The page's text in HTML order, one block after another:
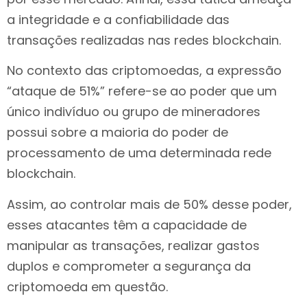
a integridade e a confiabilidade das
transações realizadas nas redes blockchain.
No contexto das criptomoedas, a expressão
“ataque de 51%” refere-se ao poder que um
único indivíduo ou grupo de mineradores
possui sobre a maioria do poder de
processamento de uma determinada rede
blockchain.
Assim, ao controlar mais de 50% desse poder,
esses atacantes têm a capacidade de
manipular as transações, realizar gastos
duplos e comprometer a segurança da
criptomoeda em questão.